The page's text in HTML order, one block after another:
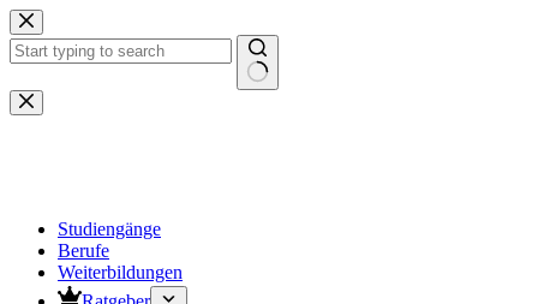
Zum
Inhalt
springen
Keine
Ergebnisse
Studiengänge
Berufe
Weiterbildungen